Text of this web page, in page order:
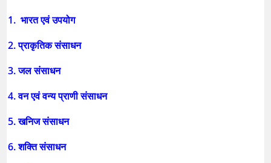
1. भारत एवं उपयोग
2. प्राकृतिक संसाधन
3. जल संसाधन
4. वन एवं वन्य प्राणी संसाधन
5. खनिज संसाधन
6. शक्ति संसाधन